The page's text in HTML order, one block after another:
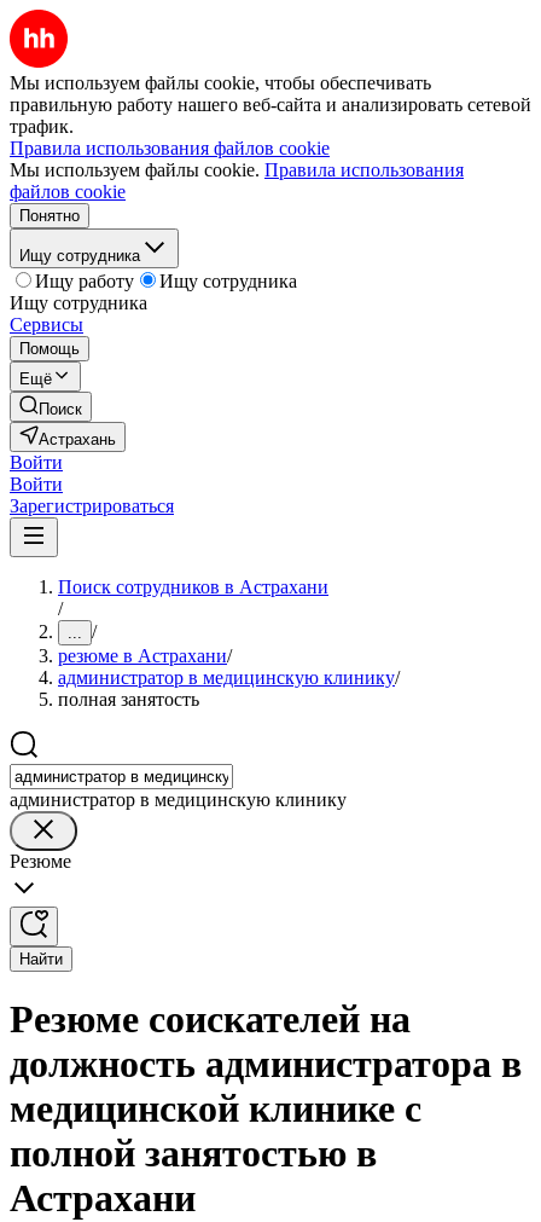
Мы используем файлы cookie, чтобы обеспечивать
правильную работу нашего веб-сайта и анализировать сетевой
трафик.
Правила использования файлов cookie
Мы используем файлы cookie. Правила использования
файлов cookie
Понятно
Ищу сотрудника
Ищу работу
Ищу сотрудника
Ищу сотрудника
Сервисы
Помощь
Ещё
Поиск
Астрахань
Войти
Войти
Зарегистрироваться
Поиск сотрудников в Астрахани
/
... /
резюме в Астрахани/
администратор в медицинскую клинику/
полная занятость
администратор в медицинскую клинику
Резюме
Найти
Резюме соискателей на
должность администратора в
медицинской клинике с
полной занятостью в
Астрахани